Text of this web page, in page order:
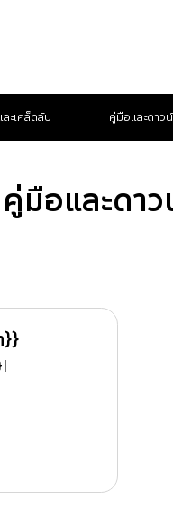
ะเคล็ดลับ คู่มือและดาว
คู่มือและดา